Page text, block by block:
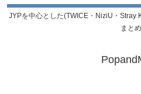
JYPを中心とした(TWICE・NiziU・Stray
まとめ